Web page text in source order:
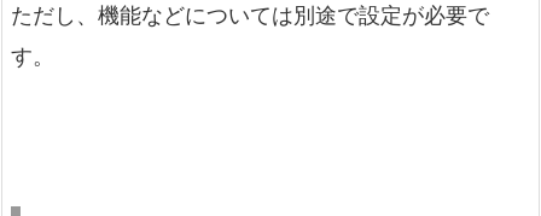
ただし、機能などについては別途で設定が必要で
す。